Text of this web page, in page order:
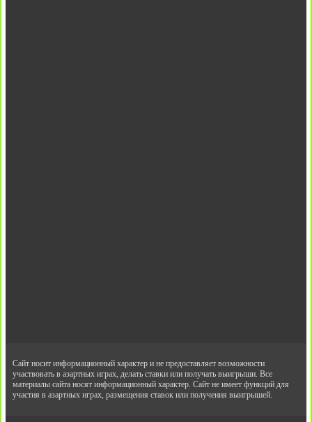
Сайт носит информационный характер и не предоставляет возможности
участвовать в азартных играх, делать ставки или получать выигрыши. Все
материалы сайта носят информационный характер. Сайт не имеет функций для
участия в азартных играх, размещения ставок или получения выигрышей.